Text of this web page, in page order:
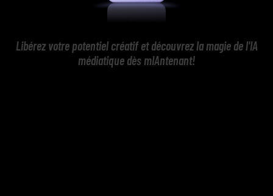
Libérez votre potentiel créatif et découvrez la magie de l'IA
médiatique dès mIAntenant!